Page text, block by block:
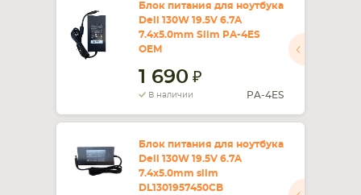
Блок питания для ноутбука
Dell 130W 19.5V 6.7A
7.4x5.0mm Slim PA-4ES
OEM
1 690
В наличии PA-4ES
Блок питания для ноутбука
Dell 130W 19.5V 6.7A
7.4x5.0mm slim
DL1301957450CB